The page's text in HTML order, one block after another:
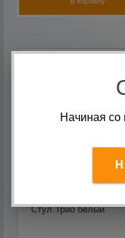
Стул Трио белый
Начиная со